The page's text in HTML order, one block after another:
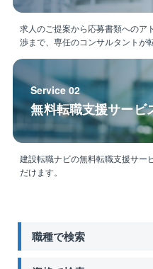
国土交通省：ダム・用
国道）の案件となります
水道や環境など人々の生
発しており、浄水場およ
いる監視制御装置など目
術が活躍しています。
規模も数十億円単位の案
的な価値の高い製品ばか
が増加しています。
また、九州内では電力会
■魅力：
求人のご提案から応募書類へのア
渉まで、専任のコンサルタントが
Service 02
無料転職支援サービ
建設転職ナビの無料転職支援サー
だけます。
職種で検索